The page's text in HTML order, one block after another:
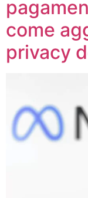
come
privacy